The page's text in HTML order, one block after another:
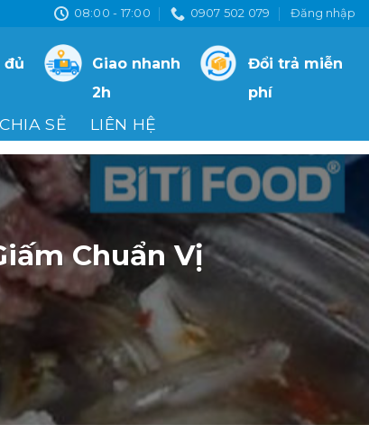
08:00 - 17:00 0907 502 079 Đăng nhập
đủ
Giao nhanh
2h
Đổi trả miễn
phí
SẺ LIÊN HỆ
Chuẩn Vị